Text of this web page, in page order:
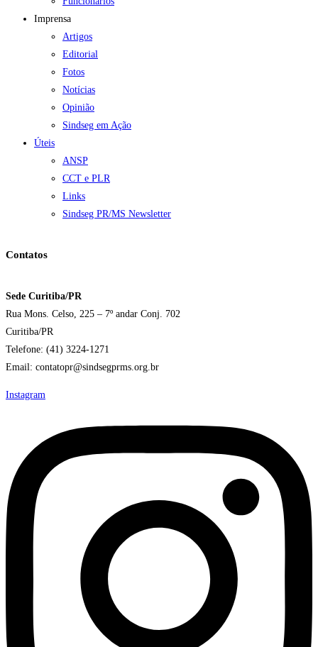
Imprensa
Artigos
Editorial
Fotos
Notícias
Opinião
Sindseg em Ação
Úteis
ANSP
CCT e PLR
Links
Sindseg PR/MS Newsletter
Contatos
Sede Curitiba/PR
Rua Mons. Celso, 225 – 7º andar Conj. 702
Curitiba/PR
Telefone: (41) 3224-1271
Email: contatopr@sindsegprms.org.br
Instagram